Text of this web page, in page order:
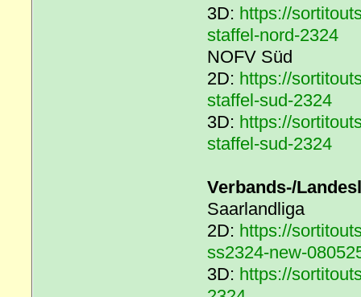
3D: https://
staffel-nord-2324
NOFV Süd
2D: https://
staffel-sud-2324
3D: https://
staffel-sud-2324
Verbands-/
Saarlandliga
2D: https://
ss2324-new-
3D: https://